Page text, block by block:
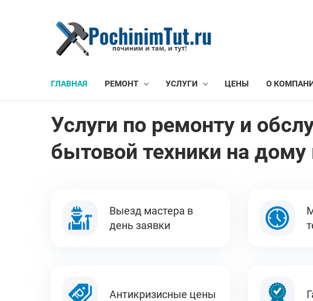
ГЛАВНАЯ РЕМОНТ УСЛУГИ ЦЕНЫ О
Услуги по ремонту и
бытовой техники на дому
Выезд мастера в
день заявки
Антикризисные цены